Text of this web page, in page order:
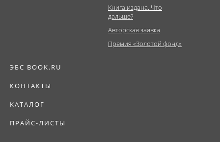
Книга издана. Что
дальше?
Авторская заявка
Премия «Золотой фонд»
ЭБС BOOK.RU
КОНТАКТЫ
КАТАЛОГ
ПРАЙС-ЛИСТЫ